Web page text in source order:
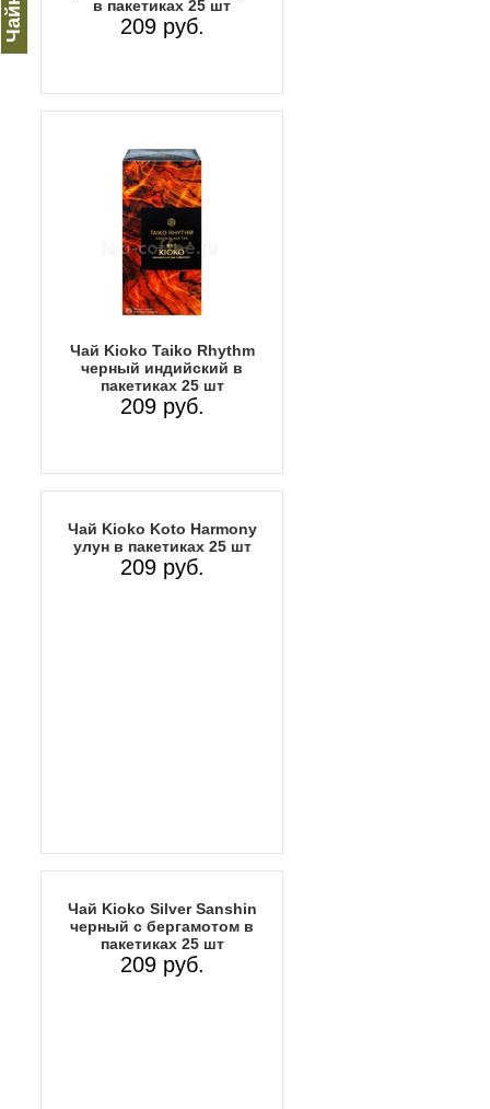
в пакетиках 25 шт
209 руб.
Чай Kioko Taiko Rhythm
черный индийский в
пакетиках 25 шт
209 руб.
Чай Kioko Koto Harmony
улун в пакетиках 25 шт
209 руб.
Чай Kioko Silver Sanshin
черный с бергамотом в
пакетиках 25 шт
209 руб.